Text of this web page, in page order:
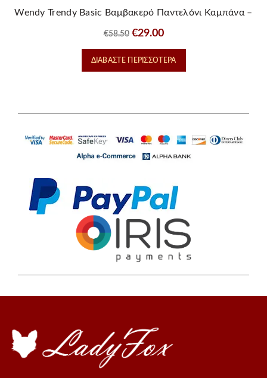
Wendy Trendy Basic Βαμβακερό Παντελόνι Καμπάνα –
€58.50 Original
price
was:
€29.00Η
τρέχουσα
τιμή
ΔΙΑΒΆΣΤΕ ΠΕΡΙΣΣΌΤΕΡΑ